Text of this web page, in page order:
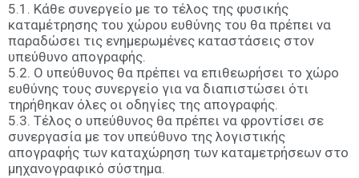
5.1. Κάθε συνεργείο με το τέλος της φυσικής
καταμέτρησης του χώρου ευθύνης του θα πρέπει να
παραδώσει τις ενημερωμένες καταστάσεις στον
υπεύθυνο απογραφής.
5.2. Ο υπεύθυνος θα πρέπει να επιθεωρήσει το χώρο
ευθύνης τους συνεργείο για να διαπιστώσει ότι
τηρήθηκαν όλες οι οδηγίες της απογραφής.
5.3. Τέλος ο υπεύθυνος θα πρέπει να φροντίσει σε
συνεργασία με τον υπεύθυνο της λογιστικής
απογραφής των καταχώρηση των καταμετρήσεων στο
μηχανογραφικό σύστημα.